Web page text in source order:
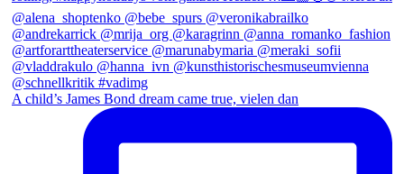
A child’s James Bond dream came true, vielen dan